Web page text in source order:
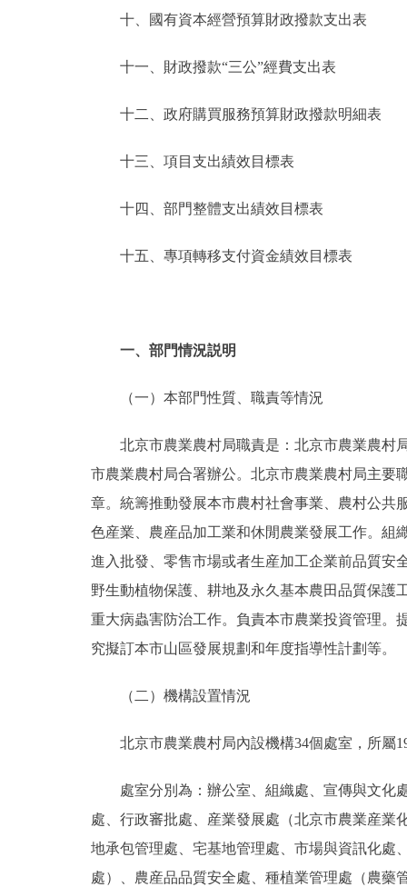
十、國有資本經營預算財政撥款支出表
十一、財政撥款“三公”經費支出表
十二、政府購買服務預算財政撥款明細表
十三、項目支出績效目標表
十四、部門整體支出績效目標表
十五、專項轉移支付資金績效目標表
一、部門情況説明
（一）本部門性質、職責等情況
北京市農業農村局職責是：北京市農業農村局
市農業農村局合署辦公。北京市農業農村局主要
章。統籌推動發展本市農村社會事業、農村公共
色産業、農産品加工業和休閒農業發展工作。組
進入批發、零售市場或者生産加工企業前品質安
野生動植物保護、耕地及永久基本農田品質保護
重大病蟲害防治工作。負責本市農業投資管理。
究擬訂本市山區發展規劃和年度指導性計劃等。
（二）機構設置情況
北京市農業農村局內設機構34個處室，所屬
處室分別為：辦公室、組織處、宣傳與文化處
處、行政審批處、産業發展處（北京市農業産
地承包管理處、宅基地管理處、市場與資訊化處
處）、農産品品質安全處、種植業管理處（農